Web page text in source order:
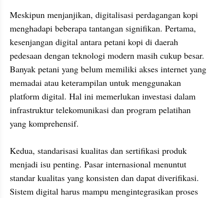
Meskipun menjanjikan, digitalisasi perdagangan kopi
menghadapi beberapa tantangan signifikan. Pertama,
kesenjangan digital antara petani kopi di daerah
pedesaan dengan teknologi modern masih cukup besar.
Banyak petani yang belum memiliki akses internet yang
memadai atau keterampilan untuk menggunakan
platform digital. Hal ini memerlukan investasi dalam
infrastruktur telekomunikasi dan program pelatihan
yang komprehensif.
Kedua, standarisasi kualitas dan sertifikasi produk
menjadi isu penting. Pasar internasional menuntut
standar kualitas yang konsisten dan dapat diverifikasi.
Sistem digital harus mampu mengintegrasikan proses